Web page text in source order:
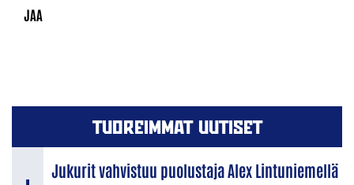
TUOREIMMAT UUTISET
Jukurit vahvistuu puolustaja Alex Lintuniemellä